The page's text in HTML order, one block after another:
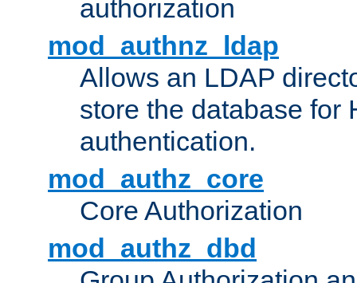
authorization
mod_authnz_ldap
Allows an LDAP
store the database for
authentication.
mod_authz_core
Core Authorization
mod_authz_dbd